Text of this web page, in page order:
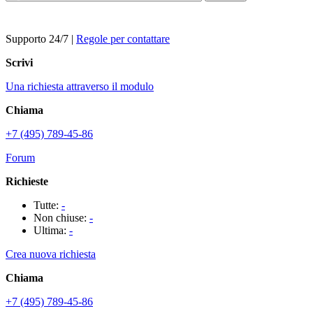
Supporto 24/7 | Regole per contattare
Scrivi
Una richiesta attraverso il modulo
Chiama
+7 (495) 789-45-86
Forum
Richieste
Tutte: -
Non chiuse: -
Ultima: -
Crea nuova richiesta
Chiama
+7 (495) 789-45-86